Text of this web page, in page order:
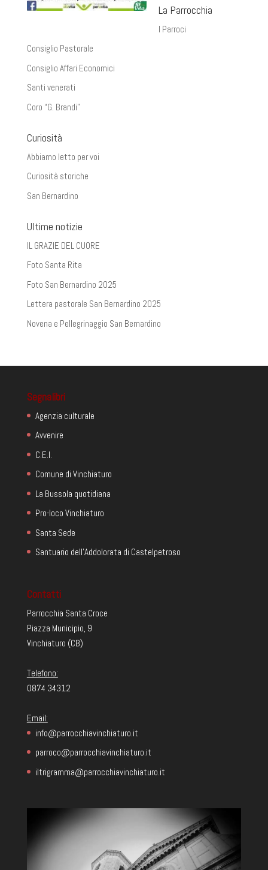
La Parrocchia
I Parroci
Consiglio Pastorale
Consiglio Affari Economici
Santi venerati
Coro “G. Brandi”
Curiosità
Abbiamo letto per voi
Curiosità storiche
San Bernardino
Ultime notizie
IL GRAZIE DEL CUORE
Foto Santa Rita
Foto San Bernardino 2025
Lettera pastorale San Bernardino 2025
Novena e Pellegrinaggio San Bernardino
Segnalibri
Agenzia culturale
Avvenire
C.E.I.
Comune di Vinchiaturo
La Bussola quotidiana
Pro-loco Vinchiaturo
Santa Sede
Santuario dell'Addolorata di Castelpetroso
Contatti
Parrocchia Santa Croce
Piazza Municipio, 9
Vinchiaturo (CB)
Telefono:
0874 34312
Email:
info@parrocchiavinchiaturo.it
parroco@parrocchiavinchiaturo.it
iltrigramma@parrocchiavinchiaturo.it